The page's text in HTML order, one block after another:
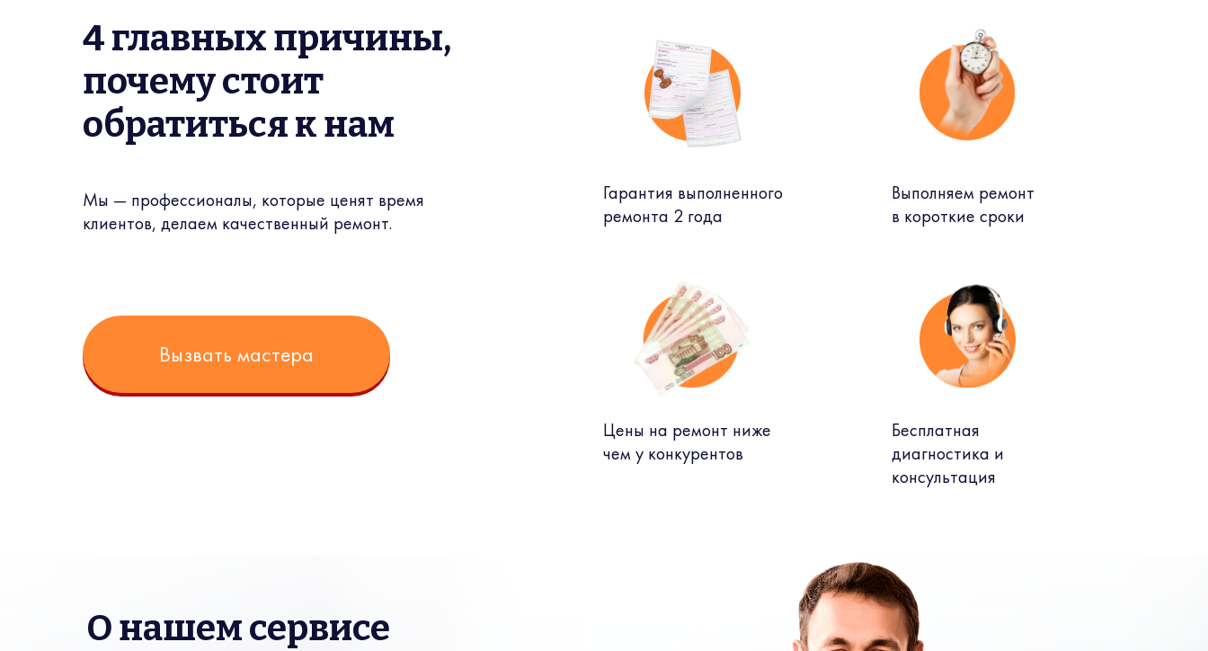
4 главных причины,
почему стоит
обратиться к нам
Мы — профессионалы, которые ценят время
клиентов, делаем качественный ремонт.
Гарантия выполненного
ремонта 2 года
Выполняем ремонт
в короткие сроки
Цены на ремонт ниже
чем у конкурентов
Бесплатная
диагностика и
консультация
Вызвать мастера
О нашем сервисе